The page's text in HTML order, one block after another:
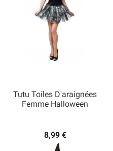
Tutu Toiles D'araignées
Femme Halloween
8,99 €